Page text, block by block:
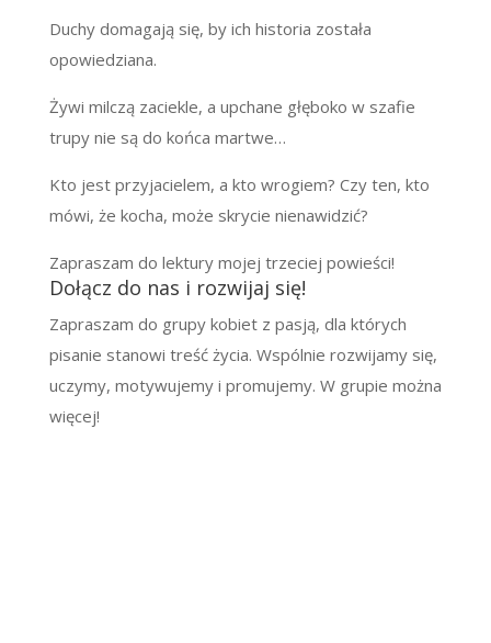
Duchy domagają się, by ich historia została
opowiedziana.
Żywi milczą zaciekle, a upchane głęboko w szafie
trupy nie są do końca martwe…
Kto jest przyjacielem, a kto wrogiem? Czy ten, kto
mówi, że kocha, może skrycie nienawidzić?
Zapraszam do lektury mojej trzeciej powieści!
Dołącz do nas i rozwijaj się!
Zapraszam do grupy kobiet z pasją, dla których
pisanie stanowi treść życia. Wspólnie rozwijamy się,
uczymy, motywujemy i promujemy. W grupie można
więcej!